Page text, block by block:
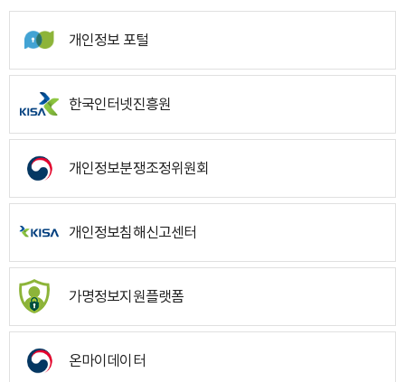
개인정보 포털
한국인터넷진흥원
개인정보분쟁조정위원회
개인정보침해신고센터
가명정보지원플랫폼
온마이데이터